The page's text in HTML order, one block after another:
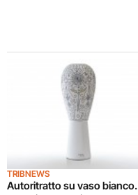
TRIBNEWS
Autoritratto su vaso bianco.